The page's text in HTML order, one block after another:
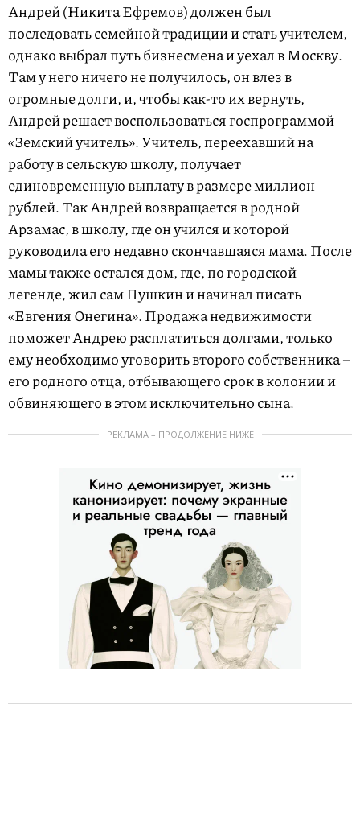
Андрей (Никита Ефремов) должен был
последовать семейной традиции и стать учителем,
однако выбрал путь бизнесмена и уехал в Москву.
Там у него ничего не получилось, он влез в
огромные долги, и, чтобы как-то их вернуть,
Андрей решает воспользоваться госпрограммой
«Земский учитель». Учитель, переехавший на
работу в сельскую школу, получает
единовременную выплату в размере миллион
рублей. Так Андрей возвращается в родной
Арзамас, в школу, где он учился и которой
руководила его недавно скончавшаяся мама. После
мамы также остался дом, где, по городской
легенде, жил сам Пушкин и начинал писать
«Евгения Онегина». Продажа недвижимости
поможет Андрею расплатиться долгами, только
ему необходимо уговорить второго собственника –
его родного отца, отбывающего срок в колонии и
обвиняющего в этом исключительно сына.
РЕКЛАМА – ПРОДОЛЖЕНИЕ НИЖЕ